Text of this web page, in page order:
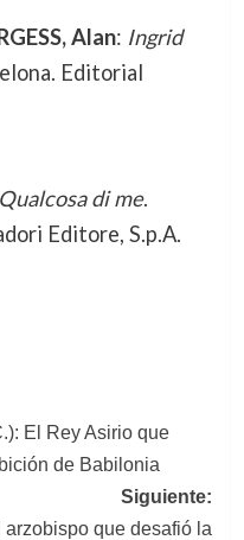
Alan: Ingrid
Editorial
Qualcosa di me.
Editore, S.p.A.
El Rey Asirio que
de Babilonia
Siguiente:
que desafió la